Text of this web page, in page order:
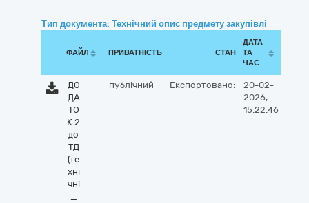
Тип документа: Технічний опис предмету закупівлі
ФАЙЛ ПРИВАТНІСТЬ СТАН
ДАТА
ТА
ЧАС
ДО
ДА
ТО
К 2
до
ТД
(те
хні
чні
_
публічний Експортовано:
20-02-
2026,
15:22:46